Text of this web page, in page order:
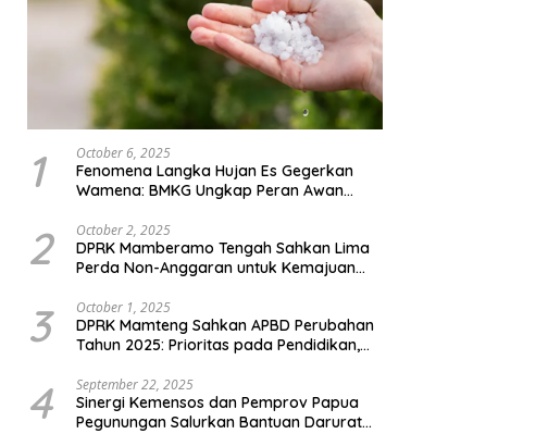
1 October 6, 2025
Fenomena Langka Hujan Es Gegerkan
Wamena: BMKG Ungkap Peran Awan
Ekstrem Peralihan Musim
2 October 2, 2025
DPRK Mamberamo Tengah Sahkan Lima
Perda Non-Anggaran untuk Kemajuan
3 October 1, 2025
DPRK Mamteng Sahkan APBD Perubahan
Tahun 2025: Prioritas pada Pendidikan,
4 September 22, 2025
Sinergi Kemensos dan Pemprov Papua
Pegunungan Salurkan Bantuan Darurat